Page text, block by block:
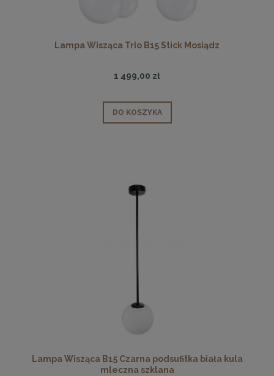
Lampa Wisząca Trio B15 Stick Mosiądz
1 499,00 zł
DO KOSZYKA
Lampa Wisząca B15 Czarna podsufitka biała kula
mleczna szklana